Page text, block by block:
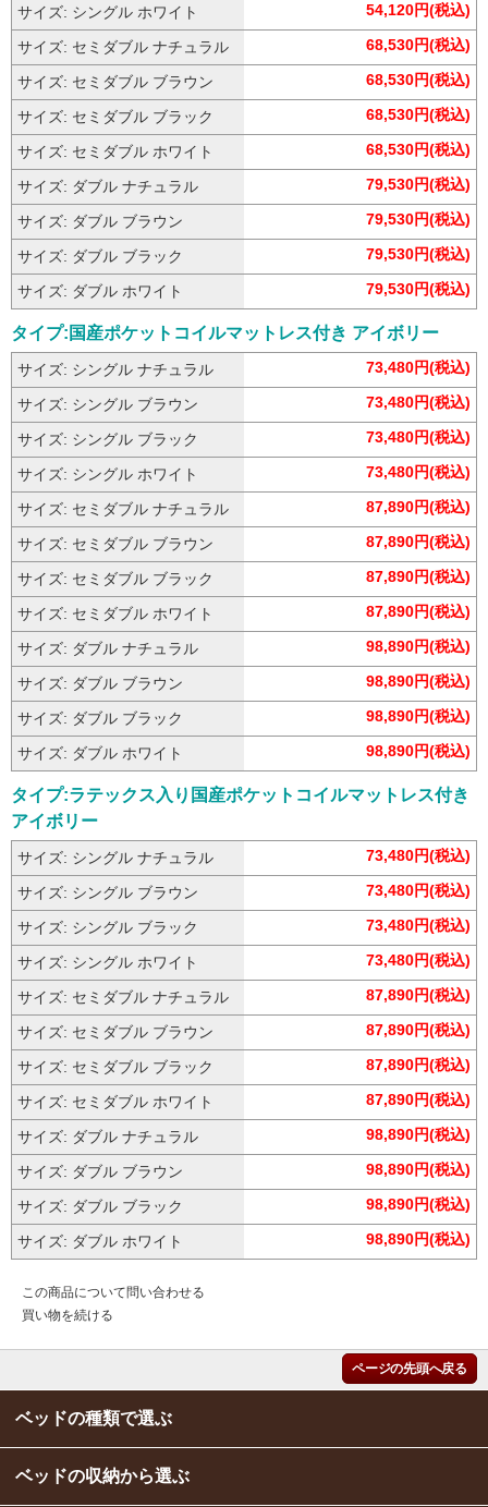
サイズ: シングル ホワイト 54,120円(税込)
サイズ: セミダブル ナチュラル 68,530円(税込)
サイズ: セミダブル ブラウン 68,530円(税込)
サイズ: セミダブル ブラック 68,530円(税込)
サイズ: セミダブル ホワイト 68,530円(税込)
サイズ: ダブル ナチュラル 79,530円(税込)
サイズ: ダブル ブラウン 79,530円(税込)
サイズ: ダブル ブラック 79,530円(税込)
サイズ: ダブル ホワイト 79,530円(税込)
タイプ:国産ポケットコイルマットレス付き アイボリー
サイズ: シングル ナチュラル 73,480円(税込)
サイズ: シングル ブラウン 73,480円(税込)
サイズ: シングル ブラック 73,480円(税込)
サイズ: シングル ホワイト 73,480円(税込)
サイズ: セミダブル ナチュラル 87,890円(税込)
サイズ: セミダブル ブラウン 87,890円(税込)
サイズ: セミダブル ブラック 87,890円(税込)
サイズ: セミダブル ホワイト 87,890円(税込)
サイズ: ダブル ナチュラル 98,890円(税込)
サイズ: ダブル ブラウン 98,890円(税込)
サイズ: ダブル ブラック 98,890円(税込)
サイズ: ダブル ホワイト 98,890円(税込)
タイプ:ラテックス入り国産ポケットコイルマットレス付き
アイボリー
サイズ: シングル ナチュラル 73,480円(税込)
サイズ: シングル ブラウン 73,480円(税込)
サイズ: シングル ブラック 73,480円(税込)
サイズ: シングル ホワイト 73,480円(税込)
サイズ: セミダブル ナチュラル 87,890円(税込)
サイズ: セミダブル ブラウン 87,890円(税込)
サイズ: セミダブル ブラック 87,890円(税込)
サイズ: セミダブル ホワイト 87,890円(税込)
サイズ: ダブル ナチュラル 98,890円(税込)
サイズ: ダブル ブラウン 98,890円(税込)
サイズ: ダブル ブラック 98,890円(税込)
サイズ: ダブル ホワイト 98,890円(税込)
この商品について問い合わせる
買い物を続ける
ページの先頭へ戻る
ベッドの種類で選ぶ
ベッドの収納から選ぶ